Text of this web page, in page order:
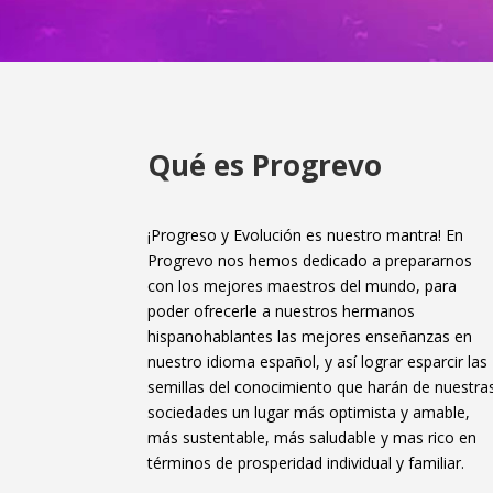
Qué es Progrevo
¡Progreso y Evolución es nuestro mantra! En
Progrevo nos hemos dedicado a prepararnos
con los mejores maestros del mundo, para
poder ofrecerle a nuestros hermanos
hispanohablantes las mejores enseñanzas en
nuestro idioma español, y así lograr esparcir las
semillas del conocimiento que harán de
sociedades un lugar más optimista y amable,
más sustentable, más saludable y mas rico en
términos de prosperidad individual y familiar.